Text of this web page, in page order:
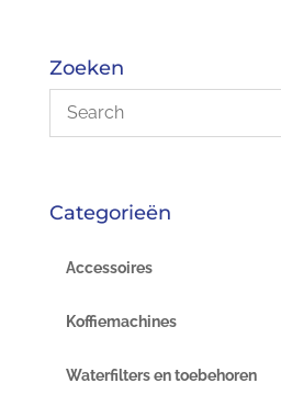
Zoeken
Categorieën
Accessoires
Koffiemachines
Waterfilters en toebehoren